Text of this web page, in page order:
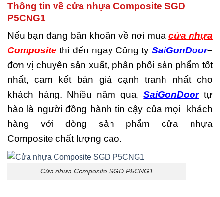
Đánh giá cửa nhựa
nhựa giả gỗ chất lượng
Nhược điểm của nhựa
composite,Nơi bán cửa
nhựa Composite
Nơi bán
cửa nhựa Composite uy tín,
Sản xuất cửa nhựa
Thông tin về cửa nhựa Composite SGD
P5CNG1
Nếu bạn đang băn khoăn về nơi mua cửa nhựa
Composite thì đến ngay Công ty SaiGonDoor–
đơn vị chuyên sản xuất, phân phối sản phẩm tốt
nhất, cam kết bán giá cạnh tranh nhất cho
khách hàng. Nhiều năm qua,SaiGonDoortự
hào là người đồng hành tin cậy của mọi khách
hàng với dòng sản phẩm cửa nhựa
Composite chất lượng cao.
Cửa nhựa Composite SGD P5CNG1